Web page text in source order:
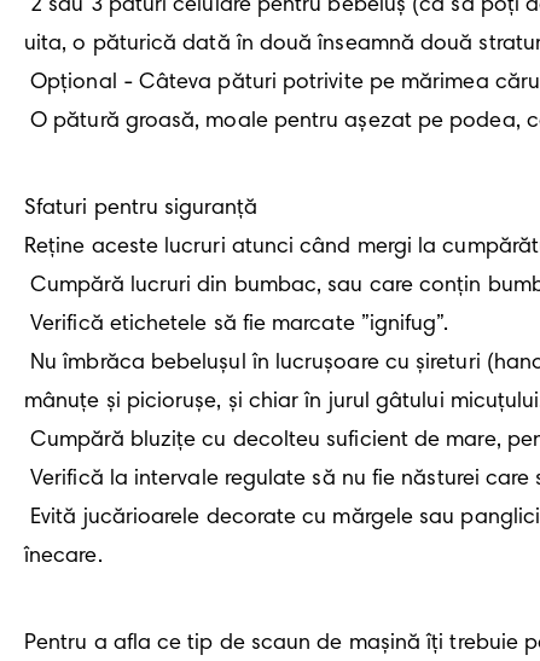
uita, o păturică dată în două înseamnă două
Opțional - Câteva pături potrivite pe mărimea căruciorului
O pătură groasă, moale pentru așezat pe podea,
Sfaturi pentru siguranţă
Reține aceste lucruri atunci când mergi la
Cumpără lucruri din bumbac, sau care conțin bumbac, care sunt moi și ușor de spălat.
mânuțe și piciorușe, și chiar în jurul gâtului
Cumpără bluzițe cu decolteu suficient de mare, pentru ca îmbrăcarea micuțului să fie ușoară pentru tine și confortabilă pentru el.
înecare.
Pentru a afla ce tip de scaun de mașină îți trebuie